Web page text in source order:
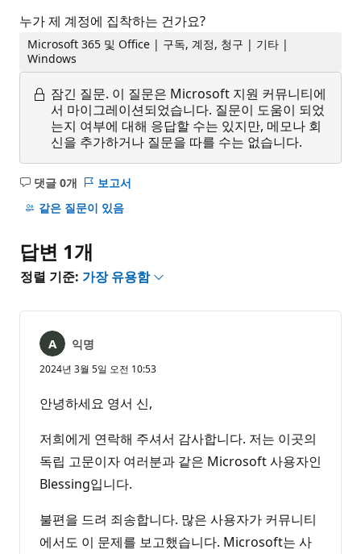
누가 제 계정에 집착하는 건가요?
Microsoft 365 및 Office | 구독, 계정, 청구 | 기타 |
Windows
잠긴 질문. 이 질문은 Microsoft 지원 커뮤니티에
서 마이그레이션되었습니다. 질문이 도움이 되었
는지 여부에 대해 응답할 수는 있지만, 메모나 회
신을 추가하거나 질문을 따를 수는 없습니다.
댓글 0개
설
명
음
보고서
같은 질문이 있음
답변 1개
정렬 기준: 가장 유용함
익명
2024년 3월 5일 오전 10:53
안녕하세요 영서 신,
저희에게 연락해 주셔서 감사합니다. 저는 이곳의
독립 고문이자 여러분과 같은 Microsoft 사용자인
Blessing입니다.
불편을 드려 죄송합니다. 많은 사용자가 커뮤니티
에서도 이 문제를 보고했습니다. Microsoft는 사